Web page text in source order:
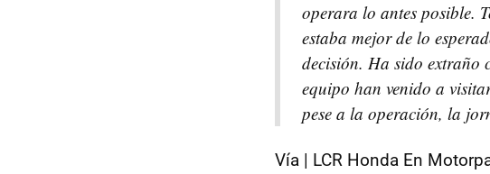
operara lo antes posible.
estaba mejor de lo
decisión. Ha sido extraño
equipo han venido a
pese a la operación, la
Vía | LCR Honda En